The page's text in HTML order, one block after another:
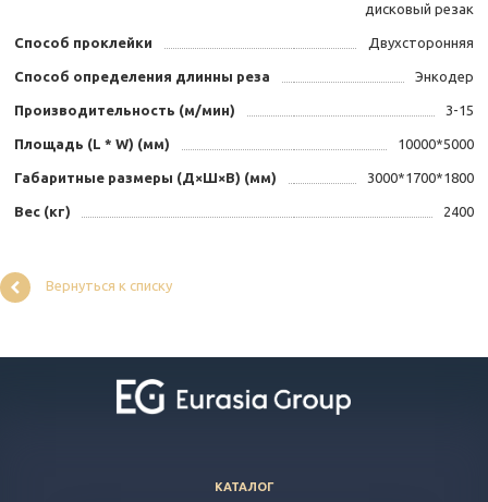
дисковый резак
Способ проклейки Двухсторонняя
Способ определения длинны реза Энкодер
Производительность (м/мин) 3-15
Площадь (L * W) (мм) 10000*5000
Габаритные размеры (Д×Ш×В) (мм) 3000*1700*1800
Вес (кг) 2400
Вернуться к списку
КАТАЛОГ